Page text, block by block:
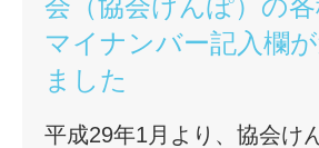
会（協会けんぽ）の
マイナンバー記入欄
ました
平成29年1月より、協会け